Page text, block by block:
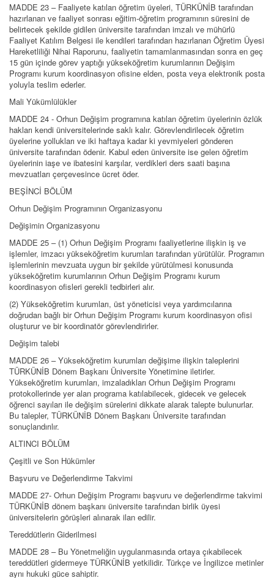
MADDE 23 – Faaliyete katılan öğretim üyeleri, TÜRKÜNİB tarafından
hazırlanan ve faaliyet sonrası eğitim-öğretim programının süresini de
belirtecek şekilde gidilen üniversite tarafından imzalı ve mühürlü
Faaliyet Katılım Belgesi ile kendileri tarafından hazırlanan Öğretim Üyesi
Hareketliliği Nihai Raporunu, faaliyetin tamamlanmasından sonra en geç
15 gün içinde görev yaptığı yükseköğretim kurumlarının Değişim
Programı kurum koordinasyon ofisine elden, posta veya elektronik posta
yoluyla teslim ederler.
Mali Yükümlülükler
MADDE 24 - Orhun Değişim programına katılan öğretim üyelerinin özlük
hakları kendi üniversitelerinde saklı kalır. Görevlendirilecek öğretim
üyelerine yollukları ve iki haftaya kadar ki yevmiyeleri gönderen
üniversite tarafından ödenir. Kabul eden üniversite ise gelen öğretim
üyelerinin iaşe ve ibatesini karşılar, verdikleri ders saati başına
mevzuatları çerçevesince ücret öder.
BEŞİNCİ BÖLÜM
Orhun Değişim Programının Organizasyonu
Değişimin Organizasyonu
MADDE 25 – (1) Orhun Değişim Programı faaliyetlerine ilişkin iş ve
işlemler, imzacı yükseköğretim kurumları tarafından yürütülür. Programın
işlemlerinin mevzuata uygun bir şekilde yürütülmesi konusunda
yükseköğretim kurumlarının Orhun Değişim Programı kurum
koordinasyon ofisleri gerekli tedbirleri alır.
(2) Yükseköğretim kurumları, üst yöneticisi veya yardımcılarına
doğrudan bağlı bir Orhun Değişim Programı kurum koordinasyon ofisi
oluşturur ve bir koordinatör görevlendirirler.
Değişim talebi
MADDE 26 – Yükseköğretim kurumları değişime ilişkin taleplerini
TÜRKÜNİB Dönem Başkanı Üniversite Yönetimine iletirler.
Yükseköğretim kurumları, imzaladıkları Orhun Değişim Programı
protokollerinde yer alan programa katılabilecek, gidecek ve gelecek
öğrenci sayıları ile değişim sürelerini dikkate alarak talepte bulunurlar.
Bu talepler, TÜRKÜNİB Dönem Başkanı Üniversite tarafından
sonuçlandırılır.
ALTINCI BÖLÜM
Çeşitli ve Son Hükümler
Başvuru ve Değerlendirme Takvimi
MADDE 27- Orhun Değişim Programı başvuru ve değerlendirme takvimi
TÜRKÜNİB dönem başkanı üniversite tarafından birlik üyesi
üniversitelerin görüşleri alınarak ilan edilir.
Tereddütlerin Giderilmesi
MADDE 28 – Bu Yönetmeliğin uygulanmasında ortaya çıkabilecek
tereddütleri gidermeye TÜRKÜNİB yetkilidir. Türkçe ve İngilizce metinler
aynı hukuki güce sahiptir.